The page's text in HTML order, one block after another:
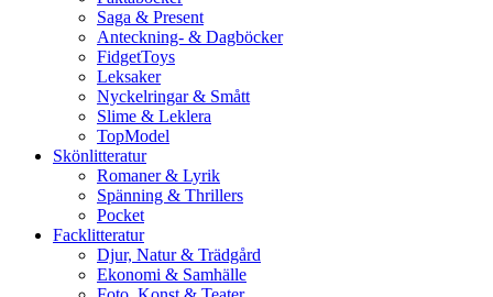
Saga & Present
Anteckning- & Dagböcker
FidgetToys
Leksaker
Nyckelringar & Smått
Slime & Leklera
TopModel
Skönlitteratur
Romaner & Lyrik
Spänning & Thrillers
Pocket
Facklitteratur
Djur, Natur & Trädgård
Ekonomi & Samhälle